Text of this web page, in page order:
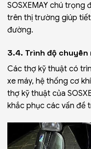
SOSXEMAY chú
trên thị trường giúp
đường.
3.4. Trình độ chuyên
Các thợ kỹ thuật có
xe máy, hệ thống cơ
thợ kỹ thuật của
khắc phục các vấn đề